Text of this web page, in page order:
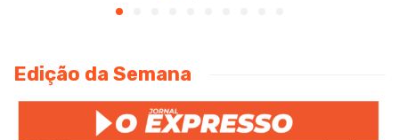
Edição da Semana